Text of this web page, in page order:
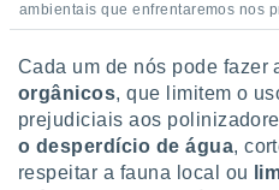
ambientais que enfrentaremos nos
Cada um de nós pode fazer
orgânicos, que limitem o
prejudiciais aos
o desperdício de água,
respeitar a fauna local ou